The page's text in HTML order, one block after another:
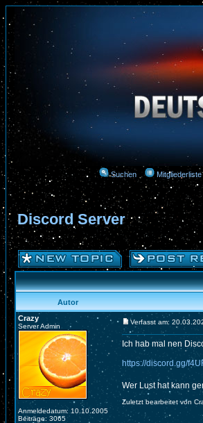
Suchen Mitgliederliste
Discord Server
Autor
Crazy
Server Admin
Anmeldedatum: 10.10.2005
Beiträge: 3065
Verfasst am:
Ich hab mal nen
https://discord.gg/
Wer Lust hat kann
Zuletzt bearbeitet von